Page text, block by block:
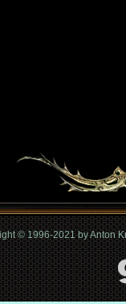
© 1996-2021 by Anton